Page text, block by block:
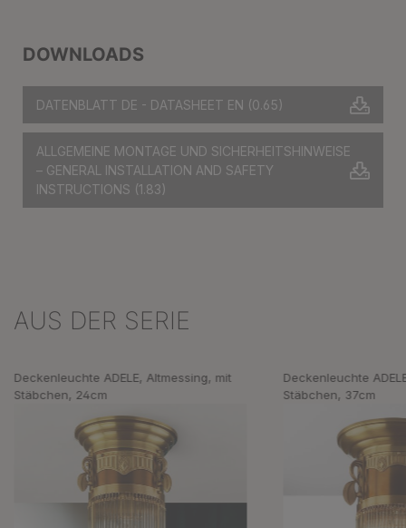
DOWNLOADS
DATENBLATT DE - DATASHEET EN (0.65)
ALLGEMEINE MONTAGE UND SICHERHEITSHINWEISE
– GENERAL INSTALLATION AND SAFETY
INSTRUCTIONS (1.83)
Produktgalerie überspringen
AUS DER SERIE
Deckenleuchte ADELE, Altmessing, mit
Stäbchen, 24cm
Deckenleuchte
Stäbchen, 37cm